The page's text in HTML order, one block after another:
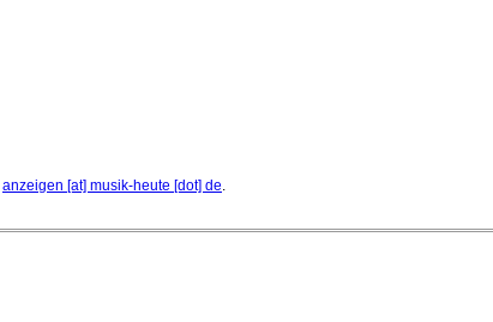
anzeigen [at] musik-heute [dot] de